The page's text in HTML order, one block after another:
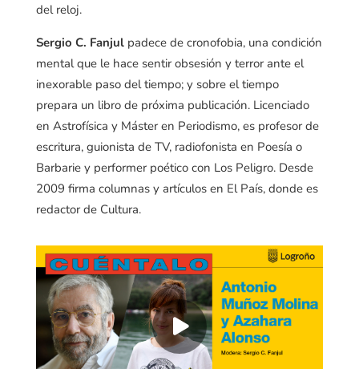
del reloj.
Sergio C. Fanjul padece de cronofobia, una condición
mental que le hace sentir obsesión y terror ante el
inexorable paso del tiempo; y sobre el tiempo
prepara un libro de próxima publicación. Licenciado
en Astrofísica y Máster en Periodismo, es profesor de
escritura, guionista de TV, radiofonista en Poesía o
Barbarie y performer poético con Los Peligro. Desde
2009 firma columnas y artículos en El País, donde es
redactor de Cultura.